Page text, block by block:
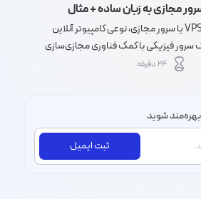
VPS یا سرور مجازی چیست؟ VPS یا سرور مجازی، نوعی کامپیوتر آنلاین
فیزیکی با کمک فناوری مجازی‌سازی
۲۴ دقیقه
بهره‌مند شوید
ثبت ایمیل